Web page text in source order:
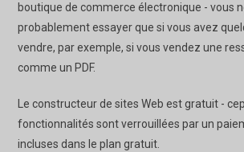
boutique de commerce électronique - vous
probablement essayer que si vous avez
vendre, par exemple, si vous vendez une
comme un PDF.
Le constructeur de sites Web est gratuit -
fonctionnalités sont verrouillées par un
incluses dans le plan gratuit.